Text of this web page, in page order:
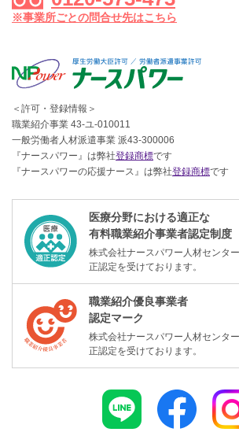
※事業所ごとの問合せ先はこちら
＜許可・登録情報＞
職業紹介事業 43-ユ-010011
一般労働者人材派遣事業 派43-300006
『ナースパワー』は弊社登録商標です
『ナースパワーの応援ナース』は弊社登録商標です
医療分野における適正な
有料職業紹介事業者認定制度
株式会社ナースパワー人材センタ
正認定を受けております。
職業紹介優良事業者
認定マーク
株式会社ナースパワー人材センタ
正認定を受けております。